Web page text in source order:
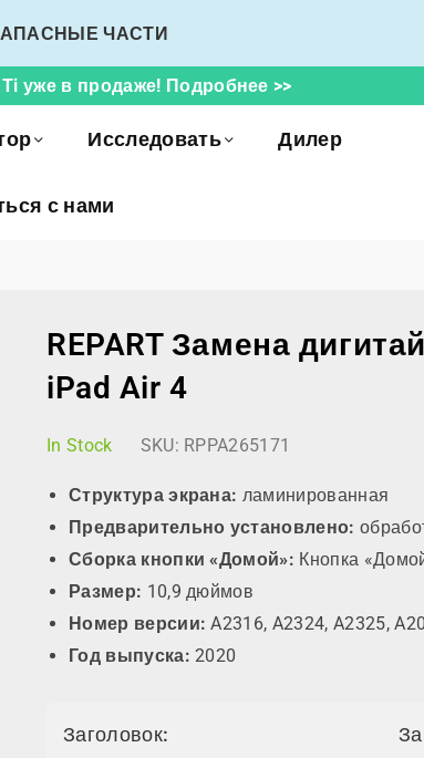
ЧАСТИ
уже в продаже! Подробнее >>
Исследовать Дилер
с нами
REPART Замена
iPad Air 4
In Stock SKU: RPPA265171
Структура экрана: ламинированная
Предварительно установлено:
Сборка кнопки «Домой»: Кнопка
Размер: 10,9 дюймов
Номер версии: A2316, A2324, A2325,
Год выпуска: 2020
Заголовок: